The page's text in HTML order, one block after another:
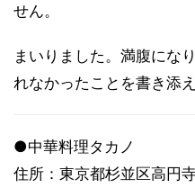
せん。
まいりました。満腹にな
れなかったことを書き添
●中華料理タカノ
住所：東京都杉並区高円